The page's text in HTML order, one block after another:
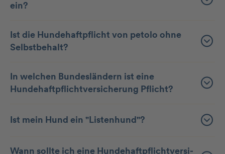
ein?
Ist die Hundehaftpflicht von petolo ohne
Selbstbehalt?
In welchen Bundesländern ist eine
Hundehaftpflichtversicherung Pflicht?
Ist mein Hund ein "Listenhund"?
Wann sollte ich eine Hunde­haft­pflicht­ver­si­